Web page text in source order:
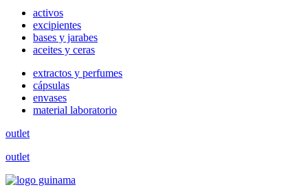
activos
excipientes
bases y jarabes
aceites y ceras
extractos y perfumes
cápsulas
envases
material laboratorio
outlet
outlet